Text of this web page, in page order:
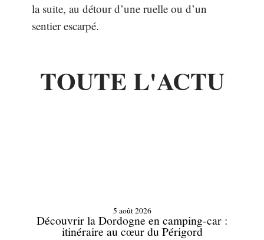
la suite, au détour d’une ruelle ou d’un
sentier escarpé.
TOUTE L'ACTU
Découvrir la Dordogne en camping-car :
itinéraire au cœur du Périgord
5 août 2026